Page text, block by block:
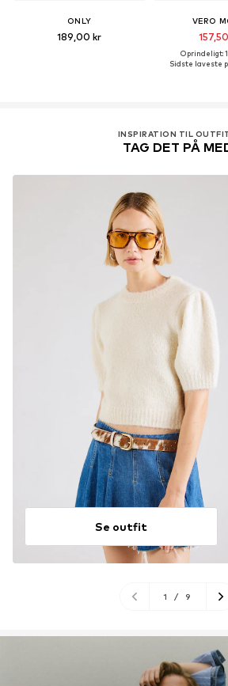
ONLY
189,00 kr
VERO
Oprindeligt:
Sidste laveste
INSPIRATION TIL
TAG DET PÅ
Se outfit
1 / 9